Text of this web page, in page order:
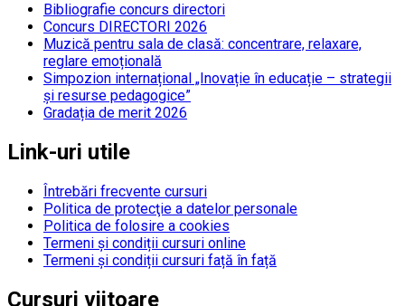
Bibliografie concurs directori
Concurs DIRECTORI 2026
Muzică pentru sala de clasă: concentrare, relaxare,
reglare emoțională
Simpozion internațional „Inovație în educație – strategii
și resurse pedagogice”
Gradația de merit 2026
Link-uri utile
Întrebări frecvente cursuri
Politica de protecţie a datelor personale
Politica de folosire a cookies
Termeni și condiții cursuri online
Termeni și condiții cursuri față în față
Cursuri viitoare